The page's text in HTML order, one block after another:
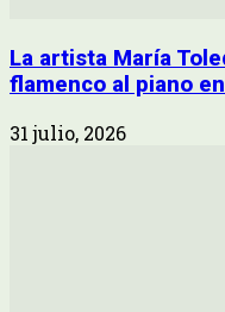
La artista María
flamenco al piano
31 julio, 2026